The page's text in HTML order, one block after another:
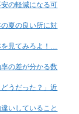
の軽減になる可
夏の良い所に対
を見てみろよ！…
の差が分かる数
うだった？」近
いしていること